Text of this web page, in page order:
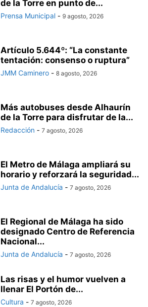
de la Torre en punto de...
Prensa Municipal - 9 agosto, 2026
Artículo 5.644º: “La constante
tentación: consenso o ruptura”
JMM Caminero - 8 agosto, 2026
Más autobuses desde Alhaurín
de la Torre para disfrutar de la...
Redacción - 7 agosto, 2026
El Metro de Málaga ampliará su
horario y reforzará la seguridad...
Junta de Andalucía - 7 agosto, 2026
El Regional de Málaga ha sido
designado Centro de Referencia
Nacional...
Junta de Andalucía - 7 agosto, 2026
Las risas y el humor vuelven a
llenar El Portón de...
Cultura - 7 agosto, 2026